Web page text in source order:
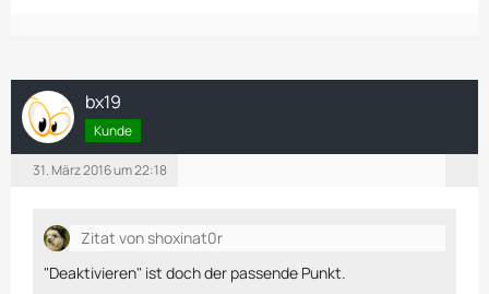
bx19
Kunde
31. März 2016 um 22:18
Zitat von shoxinat0r
"Deaktivieren" ist doch der passende Punkt.